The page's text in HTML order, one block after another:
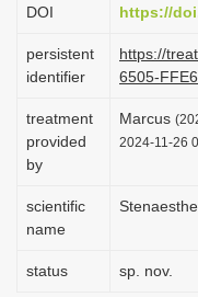
DOI https://
persistent
identifier
https://
6505-
treatment
provided
by
Marcus
2024-11-26
scientific
name
status sp. nov.